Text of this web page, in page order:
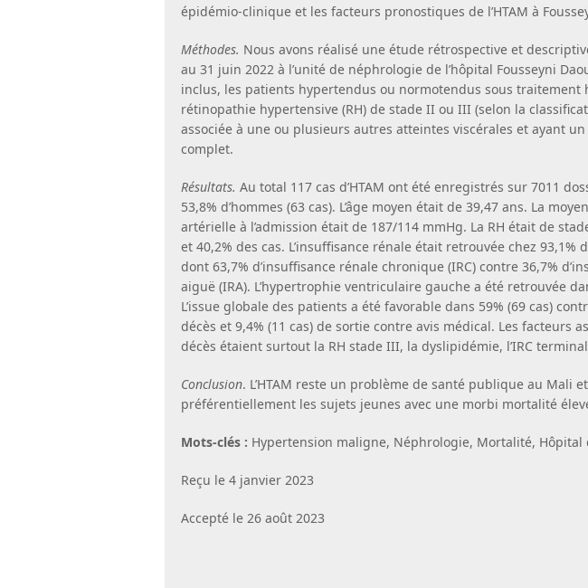
épidémio-clinique et les facteurs pronostiques de l’HTAM à
Méthodes. Nous avons réalisé une étude rétrospective et
au 31 juin 2022 à l’unité de néphrologie de l’hôpital Fousseyni
inclus, les patients hypertendus ou normotendus sous traitement
rétinopathie hypertensive (RH) de stade II ou III (selon la
associée à une ou plusieurs autres atteintes viscérales et ayant
complet.
Résultats. Au total 117 cas d’HTAM ont été enregistrés sur 7011
53,8% d’hommes (63 cas). L’âge moyen était de 39,47 ans. La
artérielle à l’admission était de 187/114 mmHg. La RH était de
et 40,2% des cas. L’insuffisance rénale était retrouvée chez 93,1%
dont 63,7% d’insuffisance rénale chronique (IRC) contre 36,7%
aiguë (IRA). L’hypertrophie ventriculaire gauche a été retrouvée
L’issue globale des patients a été favorable dans 59% (69 cas)
décès et 9,4% (11 cas) de sortie contre avis médical. Les facteurs
décès étaient surtout la RH stade III, la dyslipidémie, l’IRC
Conclusion. L’HTAM reste un problème de santé publique au Mali
préférentiellement les sujets jeunes avec une morbi mortalité
Mots-clés : Hypertension maligne, Néphrologie, Mortalité, Hôpital
Reçu le 4 janvier 2023
Accepté le 26 août 2023